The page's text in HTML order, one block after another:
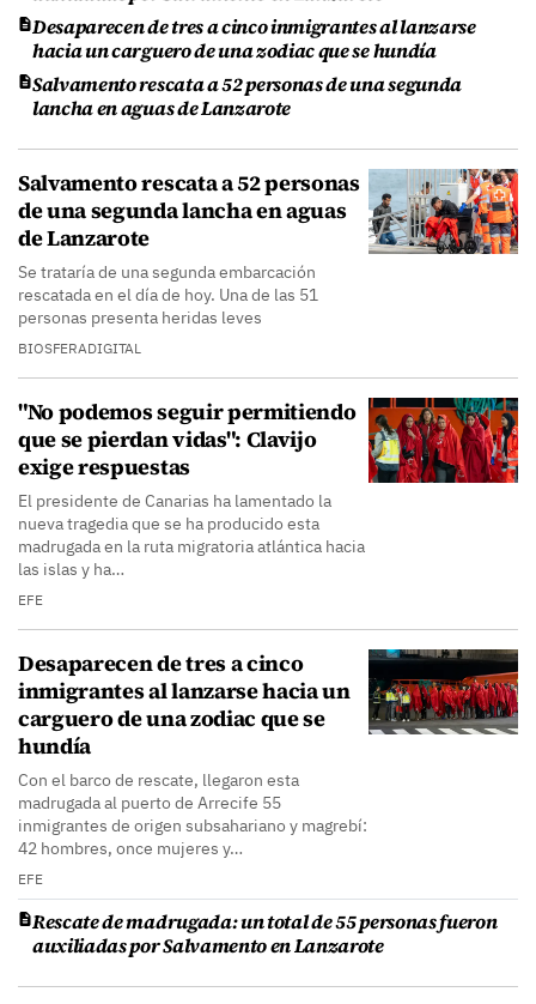
Desaparecen de tres a cinco inmigrantes al lanzarse
hacia un carguero de una zodiac que se hundía
Salvamento rescata a 52 personas de una segunda
lancha en aguas de Lanzarote
Salvamento rescata a 52 personas
de una segunda lancha en aguas
de Lanzarote
Se trataría de una segunda embarcación
rescatada en el día de hoy. Una de las 51
personas presenta heridas leves
BIOSFERADIGITAL
"No podemos seguir permitiendo
que se pierdan vidas": Clavijo
exige respuestas
El presidente de Canarias ha lamentado la
nueva tragedia que se ha producido esta
madrugada en la ruta migratoria atlántica hacia
las islas y ha…
EFE
Desaparecen de tres a cinco
inmigrantes al lanzarse hacia un
carguero de una zodiac que se
hundía
Con el barco de rescate, llegaron esta
madrugada al puerto de Arrecife 55
inmigrantes de origen subsahariano y magrebí:
42 hombres, once mujeres y…
EFE
Rescate de madrugada: un total de 55 personas fueron
auxiliadas por Salvamento en Lanzarote